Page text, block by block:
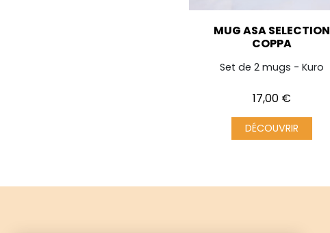
MUG ASA SELECTION
COPPA
Set de 2 mugs - Kuro
Prix
17,00 €
DÉCOUVRIR